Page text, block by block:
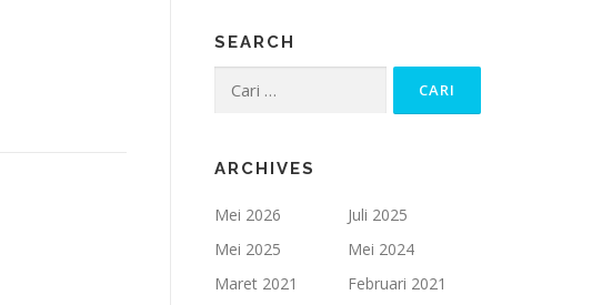
SEARCH
untuk:
ARCHIVES
Mei 2026
Juli 2025
Mei 2025
Mei 2024
Maret 2021
Februari 2021